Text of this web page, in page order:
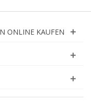
ONLINE KAUFEN